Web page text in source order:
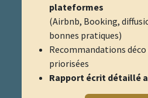
plateformes
(Airbnb, Booking,
bonnes pratiques)
Recommandations
priorisées
Rapport écrit détaillé